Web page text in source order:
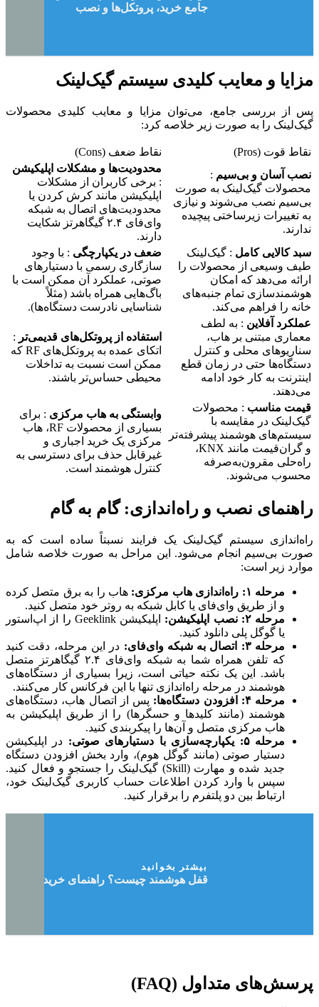
جامع خرید، پروتکل‌ها و نصب
مزایا و معایب کلیدی سیستم گیک‌لینک
پس از بررسی جامع، می‌توان مزایا و معایب کلیدی محصولات
گیک‌لینک را به صورت زیر خلاصه کرد:
نقاط قوت (Pros)
نقاط ضعف (Cons)
نصب آسان و بی‌سیم :
محصولات گیک‌لینک به صورت
بی‌سیم نصب می‌شوند و نیازی
به تغییرات زیرساختی پیچیده
ندارند.
محدودیت‌ها و مشکلات اپلیکیشن
: برخی کاربران از مشکلات
اپلیکیشن مانند کرش کردن یا
محدودیت‌های اتصال به شبکه
وای‌فای ۲.۴ گیگاهرتز شکایت
دارند.
سبد کالایی کامل : گیک‌لینک
طیف وسیعی از محصولات را
ارائه می‌دهد که امکان
هوشمندسازی تمام جنبه‌های
خانه را فراهم می‌کند.
ضعف در یکپارچگی : با وجود
سازگاری رسمی با دستیارهای
صوتی، عملکرد آن ممکن است با
باگ‌هایی همراه باشد (مثلاً
شناسایی نادرست دستگاه‌ها).
عملکرد آفلاین : به لطف
معماری مبتنی بر هاب،
سناریوهای محلی و کنترل
دستگاه‌ها حتی در زمان قطع
اینترنت به کار خود ادامه
می‌دهند.
استفاده از پروتکل‌های قدیمی‌تر :
اتکای عمده به پروتکل‌های RF که
ممکن است نسبت به تداخلات
محیطی حساس‌تر باشند.
قیمت مناسب : محصولات
گیک‌لینک در مقایسه با
سیستم‌های هوشمند پیشرفته‌تر
و گران‌قیمت مانند KNX،
راه‌حلی مقرون‌به‌صرفه
محسوب می‌شوند.
وابستگی به هاب مرکزی : برای
بسیاری از محصولات RF، هاب
مرکزی یک خرید اجباری و
غیرقابل حذف برای دسترسی به
کنترل هوشمند است.
راهنمای نصب و راه‌اندازی: گام به گام
راه‌اندازی سیستم گیک‌لینک یک فرایند نسبتاً ساده است که به
صورت بی‌سیم انجام می‌شود. این مراحل به صورت خلاصه شامل
موارد زیر است:
مرحله ۱: راه‌اندازی هاب مرکزی:
هاب را به برق متصل کرده
و از طریق وای‌فای یا کابل شبکه به روتر خود متصل کنید.
مرحله ۲: نصب اپلیکیشن:
اپلیکیشن Geeklink را از اپ‌استور
یا گوگل پلی دانلود کنید.
مرحله ۳: اتصال به شبکه وای‌فای:
در این مرحله، دقت کنید
که تلفن همراه شما به شبکه وای‌فای ۲.۴ گیگاهرتز متصل
باشد. این یک نکته حیاتی است، زیرا بسیاری از دستگاه‌های
هوشمند در مرحله راه‌اندازی تنها با این فرکانس کار می‌کنند.
مرحله ۴: افزودن دستگاه‌ها:
پس از اتصال هاب، دستگاه‌های
هوشمند (مانند کلیدها و حسگرها) را از طریق اپلیکیشن به
هاب مرکزی متصل و آن‌ها را پیکربندی کنید.
مرحله ۵: یکپارچه‌سازی با دستیارهای صوتی:
در اپلیکیشن
دستیار صوتی (مانند گوگل هوم)، وارد بخش افزودن دستگاه
جدید شده و مهارت (Skill) گیک‌لینک را جستجو و فعال کنید.
سپس با وارد کردن اطلاعات حساب کاربری گیک‌لینک خود،
ارتباط بین دو پلتفرم را برقرار کنید.
بیشتر بخوانید
قفل هوشمند چیست؟ راهنمای خرید
پرسش‌های متداول (FAQ)